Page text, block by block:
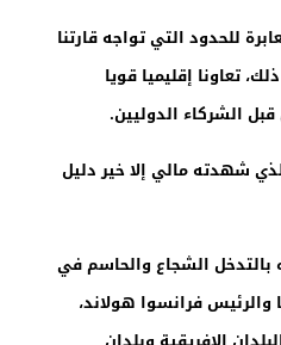
للحدود التي تواجه قارتنا
تعاونا إقليميا قويا
الشركاء الدوليين.
شهدته مالي إلا خير دليل
الشجاع والحاسم في
فرانسوا هولاند،